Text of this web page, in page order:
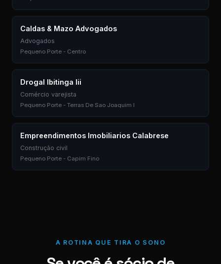
Caldas & Mazo Advogados
Advogados
Pequeno Porte - Centro
Drogal Ibitinga Iii
Comércio varejista
Pequeno Porte - Terras De Sao Joaquim I
Empreendimentos Imobiliarios Calabrese
Construção civil
Pequeno Porte - Capim Fino
A ROTINA QUE TIRA O SONO